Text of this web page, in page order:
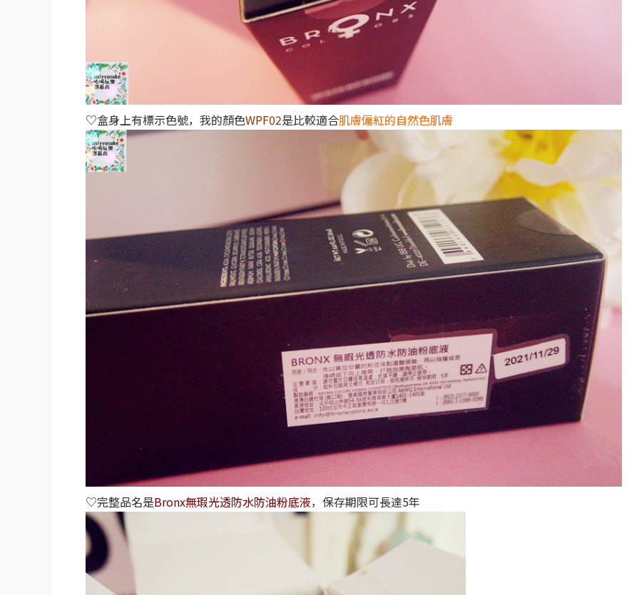
♡盒身上有標示色號，我的顏色WPF02是比較適合肌膚偏紅的自然色肌膚
♡完整品名是Bronx無瑕光透防水防油粉底液，保存期限可長達5年